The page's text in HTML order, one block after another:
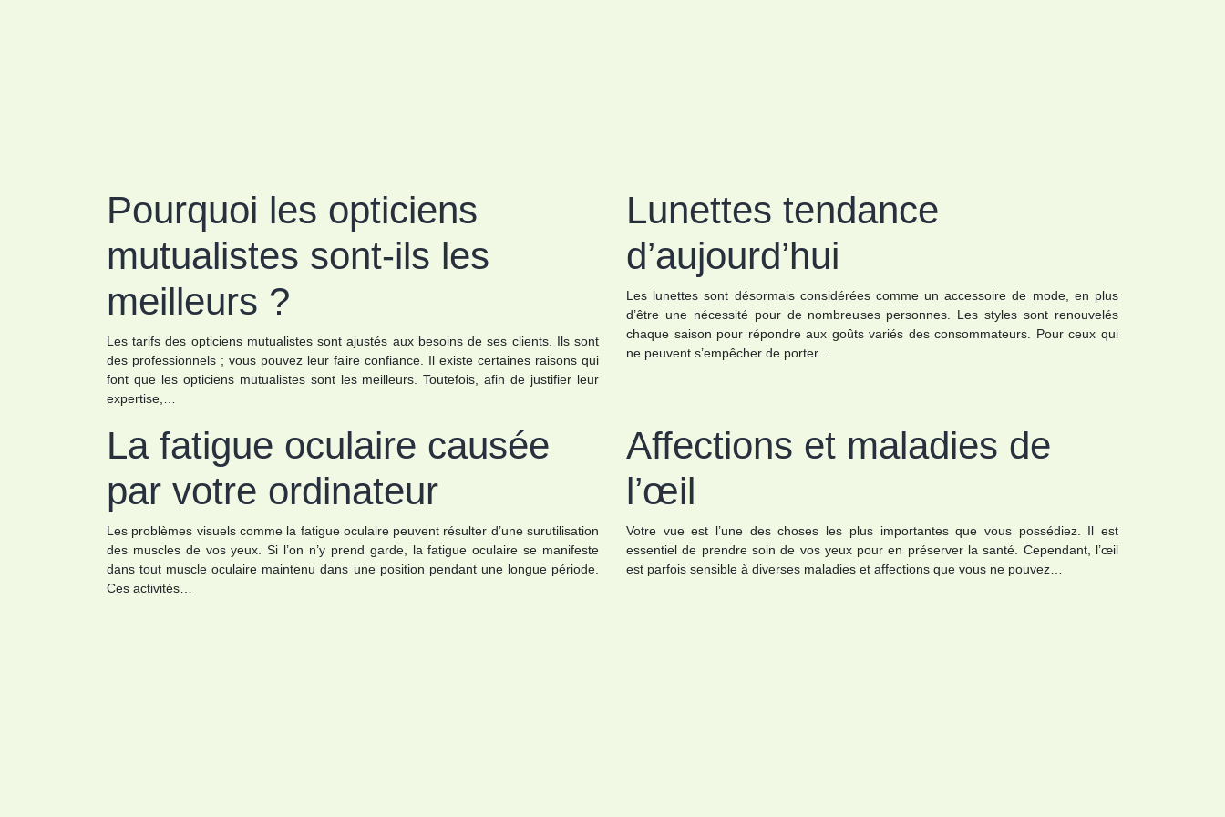
Pourquoi les opticiens
mutualistes sont-ils les
meilleurs ?
Les tarifs des opticiens mutualistes sont ajustés aux besoins de ses clients. Ils sont
des professionnels ; vous pouvez leur faire confiance. Il existe certaines raisons qui
font que les opticiens mutualistes sont les meilleurs. Toutefois, afin de justifier leur
expertise,…
Lunettes tendance
d’aujourd’hui
Les lunettes sont désormais considérées comme un accessoire de mode, en plus
d’être une nécessité pour de nombreuses personnes. Les styles sont renouvelés
chaque saison pour répondre aux goûts variés des consommateurs. Pour ceux qui
ne peuvent s’empêcher de porter…
La fatigue oculaire causée
par votre ordinateur
Les problèmes visuels comme la fatigue oculaire peuvent résulter d’une surutilisation
des muscles de vos yeux. Si l’on n’y prend garde, la fatigue oculaire se manifeste
dans tout muscle oculaire maintenu dans une position pendant une longue période.
Ces activités…
Affections et maladies de
l’œil
Votre vue est l’une des choses les plus importantes que vous possédiez. Il est
essentiel de prendre soin de vos yeux pour en préserver la santé. Cependant, l’œil
est parfois sensible à diverses maladies et affections que vous ne pouvez…